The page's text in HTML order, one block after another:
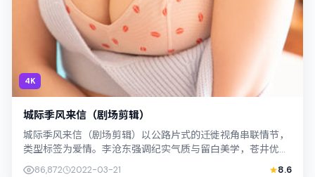
4K
城际季风来信（剧场剪辑）
城际季风来信（剧场剪辑）以公路片式的迁徙视角串联情节，
类型标签为爱情。李沧东强调纪实气质与留白美学，苍井优的
表演在外冷内热之间切换；若你正在查找...
86,872 2022-03-21 8.6